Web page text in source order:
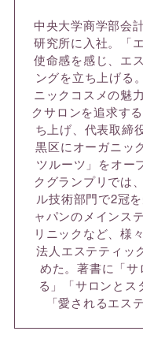
中央大学商学部会
研究所に入社。「
使命感を感じ、エ
ングを立ち上げる
ニックコスメの魅
クサロンを追求す
ち上げ、代表取締
黒区にオーガニッ
ツルーツ」をオー
クグランプリでは
ル技術部門で2冠
ャパンのメインス
リニックなど、様
法人エステティッ
めた。著書に「サ
る」「サロンとス
「愛されるエス